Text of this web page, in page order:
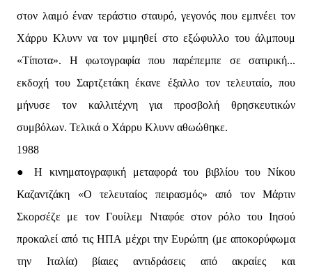
στον λαιμό έναν τεράστιο σταυρό, γεγονός που εμπνέει τον
Χάρρυ Κλυνν να τον μιμηθεί στο εξώφυλλο του άλμπουμ
«Τίποτα». Η φωτογραφία που παρέπεμπε σε σατιρική...
εκδοχή του Σαρτζετάκη έκανε έξαλλο τον τελευταίο, που
μήνυσε τον καλλιτέχνη για προσβολή θρησκευτικών
συμβόλων. Τελικά ο Χάρρυ Κλυνν αθωώθηκε.
1988
● Η κινηματογραφική μεταφορά του βιβλίου του Νίκου
Καζαντζάκη «Ο τελευταίος πειρασμός» από τον Mάρτιν
Σκορσέζε με τον Γουίλεμ Νταφόε στον ρόλο του Ιησού
προκαλεί από τις ΗΠΑ μέχρι την Ευρώπη (με αποκορύφωμα
την Ιταλία) βίαιες αντιδράσεις από ακραίες και